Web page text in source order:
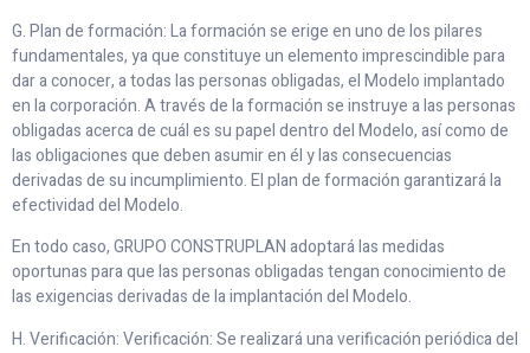
G. Plan de formación: La formación se erige en uno de los pilares
fundamentales, ya que constituye un elemento imprescindible para
dar a conocer, a todas las personas obligadas, el Modelo implantado
en la corporación. A través de la formación se instruye a las personas
obligadas acerca de cuál es su papel dentro del Modelo, así como de
las obligaciones que deben asumir en él y las consecuencias
derivadas de su incumplimiento. El plan de formación garantizará la
efectividad del Modelo.
En todo caso, GRUPO CONSTRUPLAN adoptará las medidas
oportunas para que las personas obligadas tengan conocimiento de
las exigencias derivadas de la implantación del Modelo.
H. Verificación: Verificación: Se realizará una verificación periódica del